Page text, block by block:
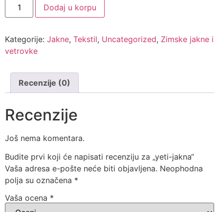
Dodaj u korpu
Kategorije: Jakne, Tekstil, Uncategorized, Zimske jakne i
vetrovke
Recenzije (0)
Recenzije
Još nema komentara.
Budite prvi koji će napisati recenziju za „yeti-jakna“
Vaša adresa e-pošte neće biti objavljena. Neophodna
polja su označena *
Vaša ocena *